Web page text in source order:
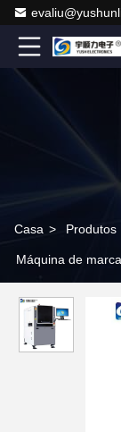
Casa > Produtos
Máquina de
precisão